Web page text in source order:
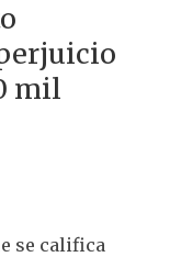
mil
se califica